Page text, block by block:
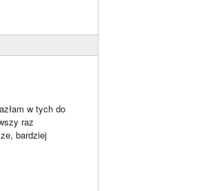
w tych do
raz
bardziej